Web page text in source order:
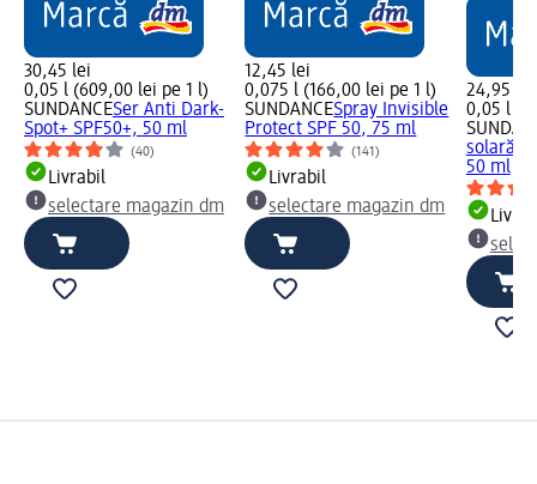
30,45 lei
0,05 l (609,00 lei pe 1 l)
SUNDANCESer Anti Dark-
Spot+ SPF50+, 50 ml
(40)
Livrabil
selectare magazin dm
12,45 lei
0,075 l (166,00 lei pe 1 l)
SUNDANCESpray Invisible
Protect SPF 50, 75 ml
(141)
Livrabil
selectare magazin dm
24,95 lei
0,05 l
solară
50 ml